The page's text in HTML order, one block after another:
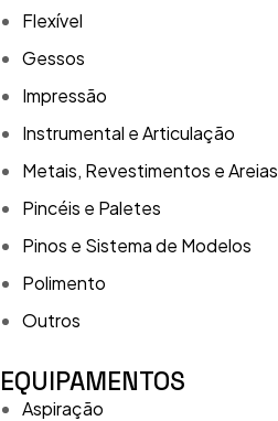
Flexível
Gessos
Impressão
Instrumental e Articulação
Metais, Revestimentos e Areias
Pincéis e Paletes
Pinos e Sistema de Modelos
Polimento
Outros
EQUIPAMENTOS
Aspiração